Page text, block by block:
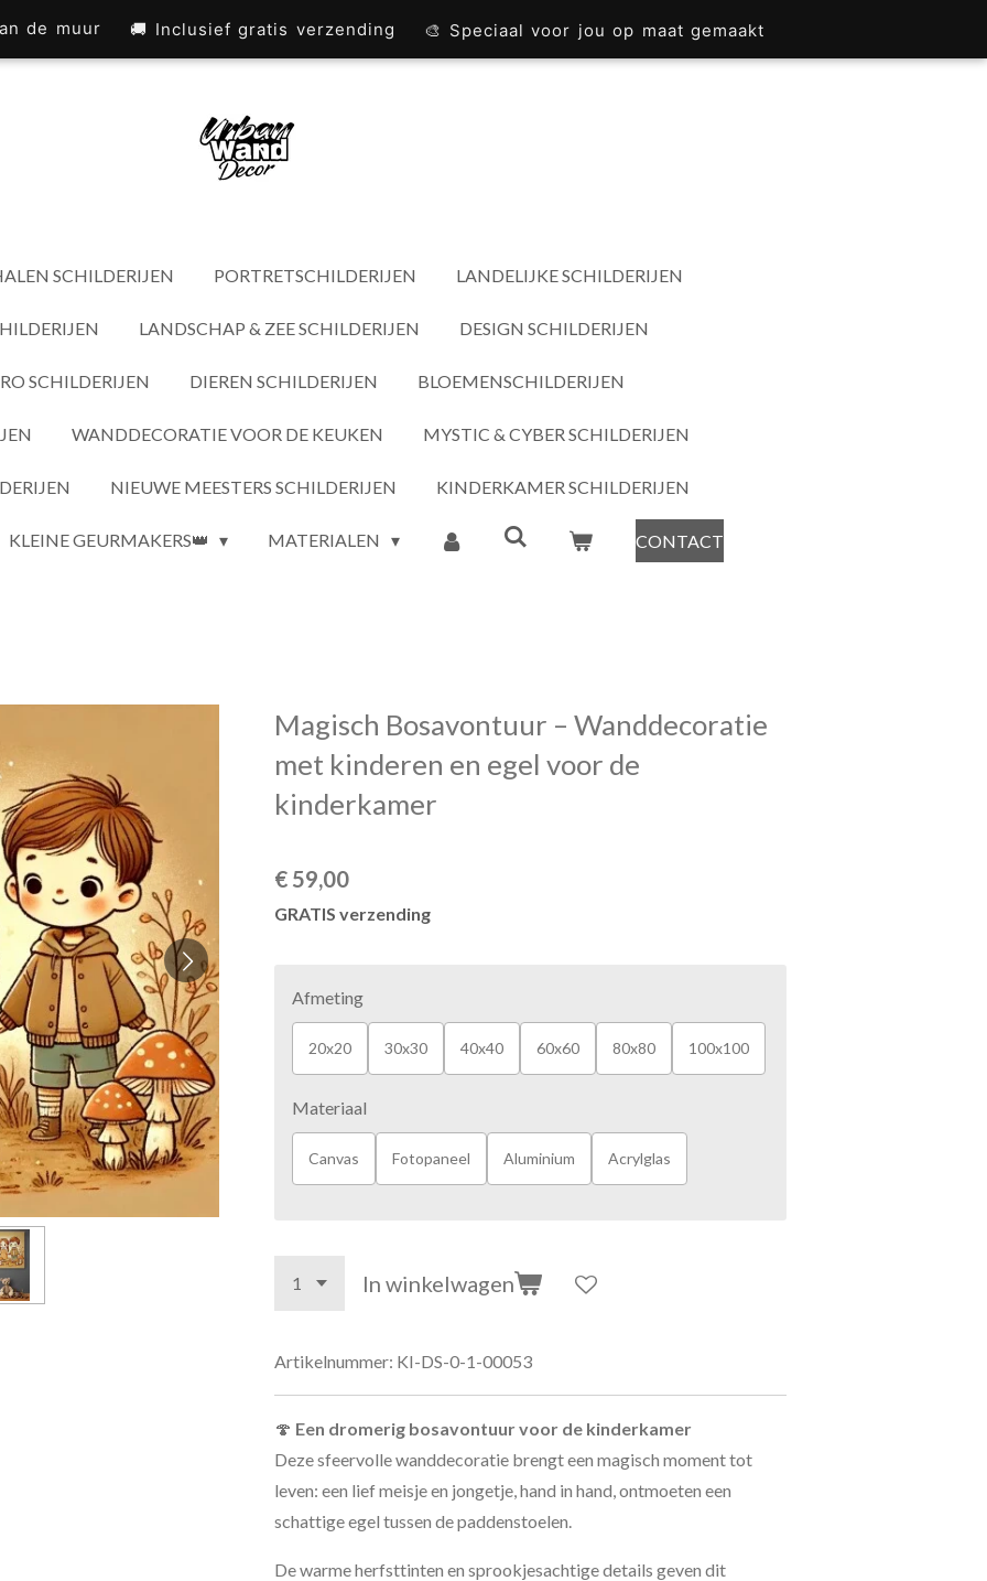
de muur 🚚 Inclusief gratis verzending 🎨 Speciaal voor jou op maat gemaakt
SCHILDERIJEN PORTRETSCHILDERIJEN LANDELIJKE SCHILDERIJEN
LANDSCHAP & ZEE SCHILDERIJEN DESIGN SCHILDERIJEN
SCHILDERIJEN DIEREN SCHILDERIJEN BLOEMENSCHILDERIJEN
WANDDECORATIE VOOR DE KEUKEN MYSTIC & CYBER SCHILDERIJEN
NIEUWE MEESTERS SCHILDERIJEN KINDERKAMER SCHILDERIJEN
KLEINE GEURMAKERS👑 MATERIALEN CONTACT
Magisch Bosavontuur – Wanddecoratie
met kinderen en egel voor de
kinderkamer
€ 59,00
GRATIS verzending
Afmeting
20x20 30x30 40x40 60x60 80x80 100x100
Materiaal
Canvas Fotopaneel Aluminium Acrylglas
In winkelwagen
Artikelnummer: KI-DS-0-1-00053
🍄 Een dromerig bosavontuur voor de kinderkamer
Deze sfeervolle wanddecoratie brengt een magisch moment tot
leven: een lief meisje en jongetje, hand in hand, ontmoeten een
schattige egel tussen de paddenstoelen.
De warme herfsttinten en sprookjesachtige details geven dit